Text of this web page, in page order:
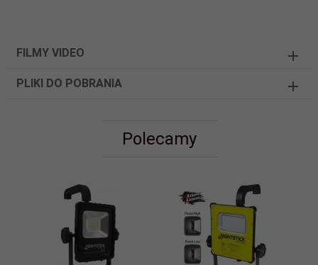
FILMY VIDEO
PLIKI DO POBRANIA
Polecamy